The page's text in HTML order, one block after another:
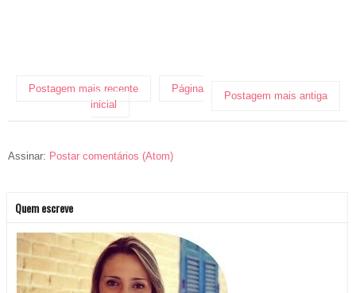
Postagem mais recente
Postagem mais antiga
Página
inicial
Assinar: Postar comentários (Atom)
Quem escreve